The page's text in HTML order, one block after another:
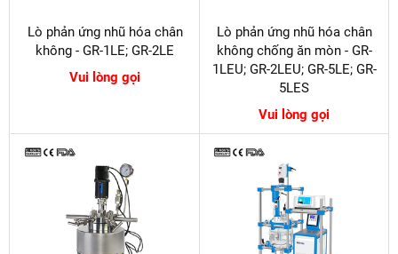
Lò phản ứng nhũ hóa chân
không - GR-1LE; GR-2LE
Vui lòng gọi
Lò phản ứng nhũ hóa chân
không chống ăn mòn - GR-
1LEU; GR-2LEU; GR-5LE; GR-
5LES
Vui lòng gọi